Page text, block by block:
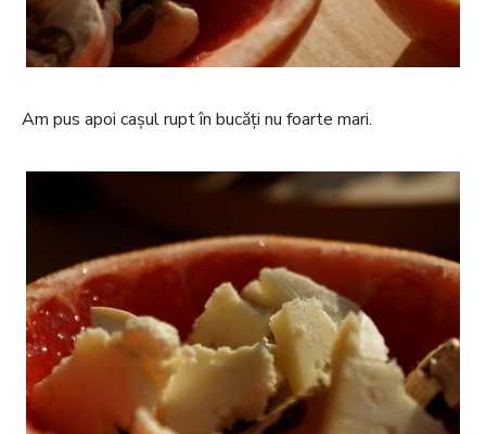
Am pus apoi cașul rupt în bucăți nu foarte mari.